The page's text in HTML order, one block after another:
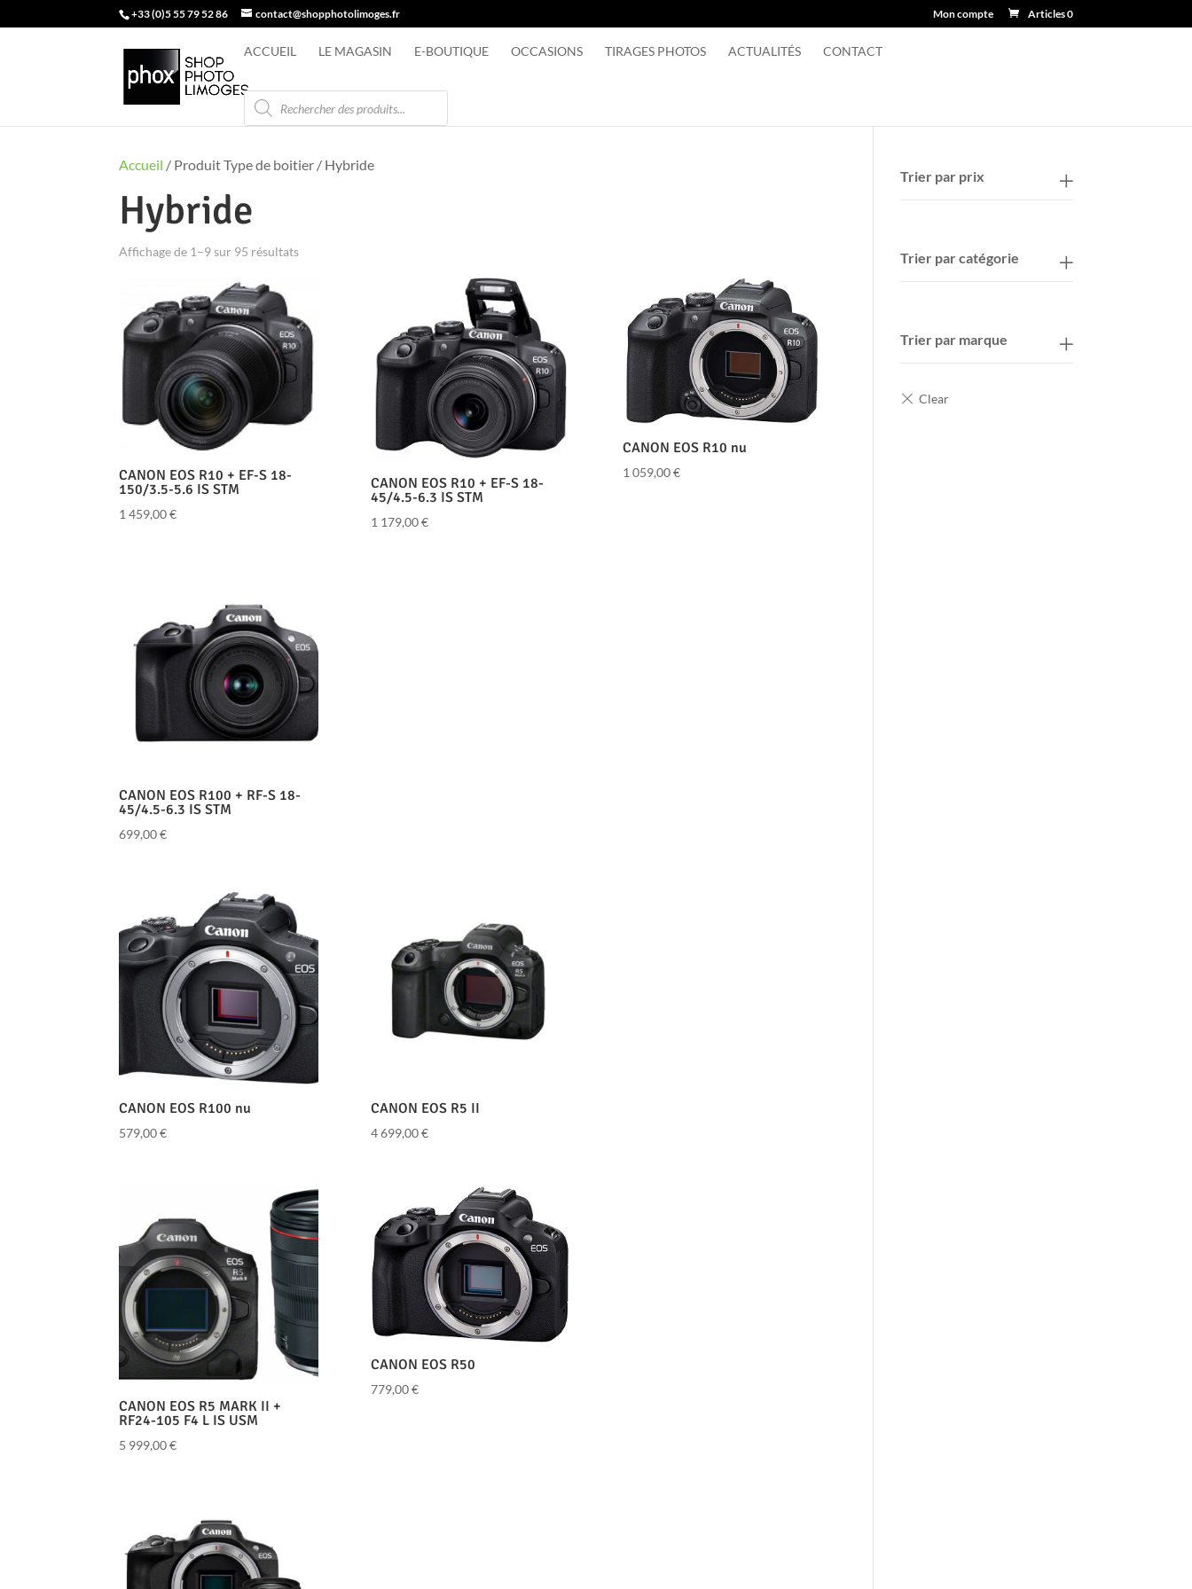
+33 (0)5 55 79 52 86 contact@shopphotolimoges.fr Mon compte Articles 0
ACCUEIL LE MAGASIN E-BOUTIQUE OCCASIONS TIRAGES PHOTOS ACTUALITÉS CONTACT
Recherche
de
produits
Accueil / Produit Type de boitier / Hybride
Hybride
Affichage de 1–9 sur 95 résultats
CANON EOS R10 + EF-S 18-
150/3.5-5.6 IS STM
1 459,00€
CANON EOS R10 + EF-S 18-
45/4.5-6.3 IS STM
1 179,00€
CANON EOS R10 nu
1 059,00€
CANON EOS R100 + RF-S 18-
45/4.5-6.3 IS STM
699,00€
CANON EOS R100 nu
579,00€
CANON EOS R5 II
4 699,00€
CANON EOS R5 MARK II +
RF24-105 F4 L IS USM
5 999,00€
CANON EOS R50
779,00€
Trier par prix
Trier par catégorie
Trier par marque